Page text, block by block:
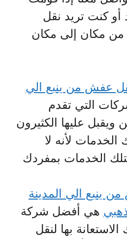
أو كنت تريد نقل
من مكان إلى مكان
عفش من ينبع الي
التي تقدم
ويقبل عليها الكثيرون
لأنه لا
الخدمات بمفردك
ينبع الي المدينة
هي أفضل شركة
بها لنقل